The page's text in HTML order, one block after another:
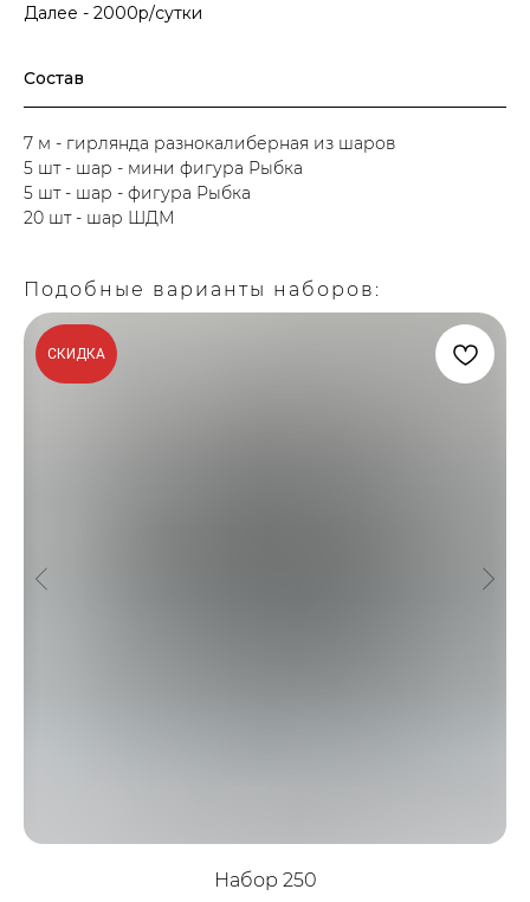
Далее - 2000р/сутки
Состав
7 м - гирлянда разнокалиберная из шаров
5 шт - шар - мини фигура Рыбка
5 шт - шар - фигура Рыбка
20 шт - шар ШДМ
Подобные варианты наборов:
СКИДКА
Набор 250